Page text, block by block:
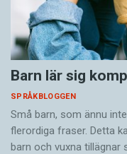
Barn lär sig
SPRÅKBLOGGEN
Små barn, som ännu
flerordiga fraser. Detta
barn och vuxna tillägnar